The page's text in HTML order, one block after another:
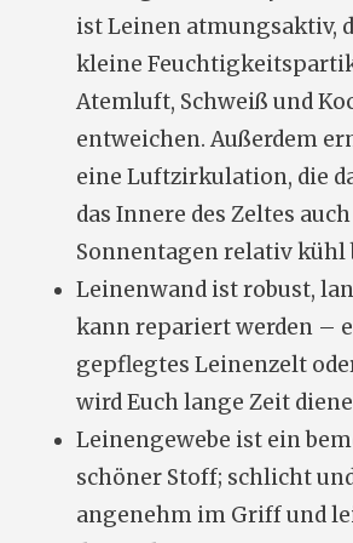
ist Leinen atmungsaktiv,
kleine
Atemluft, Schweiß und
entweichen. Außerdem
eine Luftzirkulation, die
das Innere des Zeltes
Sonnentagen relativ kühl
Leinenwand ist robust,
kann repariert werden –
gepflegtes Leinenzelt
wird Euch lange Zeit
Leinengewebe ist ein
schöner Stoff; schlicht
angenehm im Griff und